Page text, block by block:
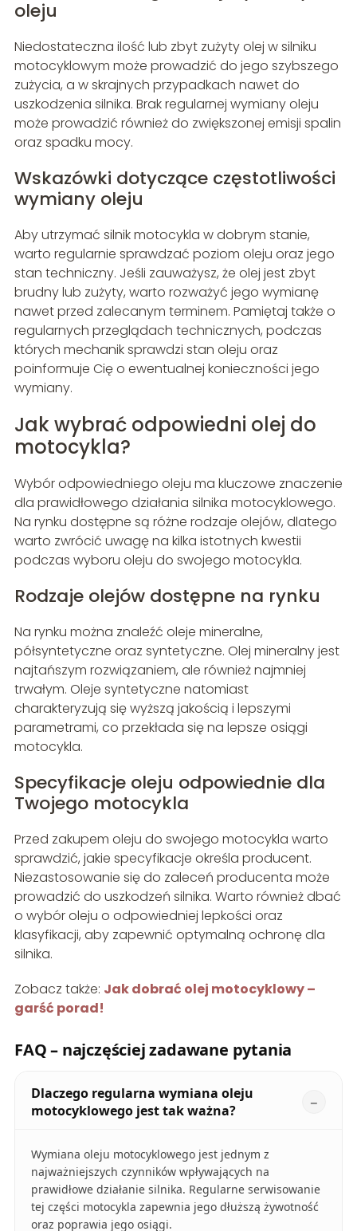
oleju
Niedostateczna ilość lub zbyt zużyty olej w silniku
motocyklowym może prowadzić do jego szybszego
zużycia, a w skrajnych przypadkach nawet do
uszkodzenia silnika. Brak regularnej wymiany oleju
może prowadzić również do zwiększonej emisji spalin
oraz spadku mocy.
Wskazówki dotyczące częstotliwości
wymiany oleju
Aby utrzymać silnik motocykla w dobrym stanie,
warto regularnie sprawdzać poziom oleju oraz jego
stan techniczny. Jeśli zauważysz, że olej jest zbyt
brudny lub zużyty, warto rozważyć jego wymianę
nawet przed zalecanym terminem. Pamiętaj także o
regularnych przeglądach technicznych, podczas
których mechanik sprawdzi stan oleju oraz
poinformuje Cię o ewentualnej konieczności jego
wymiany.
Jak wybrać odpowiedni olej do
motocykla?
Wybór odpowiedniego oleju ma kluczowe znaczenie
dla prawidłowego działania silnika motocyklowego.
Na rynku dostępne są różne rodzaje olejów, dlatego
warto zwrócić uwagę na kilka istotnych kwestii
podczas wyboru oleju do swojego motocykla.
Rodzaje olejów dostępne na rynku
Na rynku można znaleźć oleje mineralne,
półsyntetyczne oraz syntetyczne. Olej mineralny jest
najtańszym rozwiązaniem, ale również najmniej
trwałym. Oleje syntetyczne natomiast
charakteryzują się wyższą jakością i lepszymi
parametrami, co przekłada się na lepsze osiągi
motocykla.
Specyfikacje oleju odpowiednie dla
Twojego motocykla
Przed zakupem oleju do swojego motocykla warto
sprawdzić, jakie specyfikacje określa producent.
Niezastosowanie się do zaleceń producenta może
prowadzić do uszkodzeń silnika. Warto również dbać
o wybór oleju o odpowiedniej lepkości oraz
klasyfikacji, aby zapewnić optymalną ochronę dla
silnika.
Zobacz także: Jak dobrać olej motocyklowy –
garść porad!
FAQ – najczęściej zadawane pytania
Dlaczego regularna wymiana oleju
motocyklowego jest tak ważna?
Wymiana oleju motocyklowego jest jednym z
najważniejszych czynników wpływających na
prawidłowe działanie silnika. Regularne serwisowanie
tej części motocykla zapewnia jego dłuższą żywotność
oraz poprawia jego osiągi.